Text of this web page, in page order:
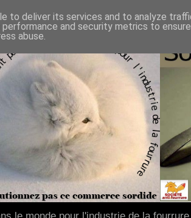
to deliver its services and to analyze
and security metrics to
abuse.